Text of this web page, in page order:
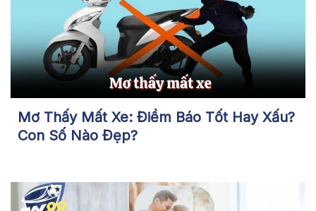
Mơ Thấy Mất Xe: Điềm Báo Tốt Hay Xấu?
Con Số Nào Đẹp?